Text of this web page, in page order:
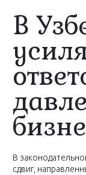
В
В
сдвиг,